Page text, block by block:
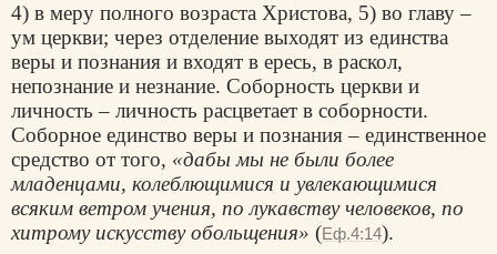
4) в меру полного возраста Христова, 5) во главу –
ум церкви; через отделение выходят из единства
веры и познания и входят в ересь, в раскол,
непознание и незнание. Соборность церкви и
личность – личность расцветает в соборности.
Соборное единство веры и познания – единственное
средство от того, «дабы мы не были более
младенцами, колеблющимися и увлекающимися
всяким ветром учения, по лукавству человеков, по
хитрому искусству обольщения» (Еф.4:14).